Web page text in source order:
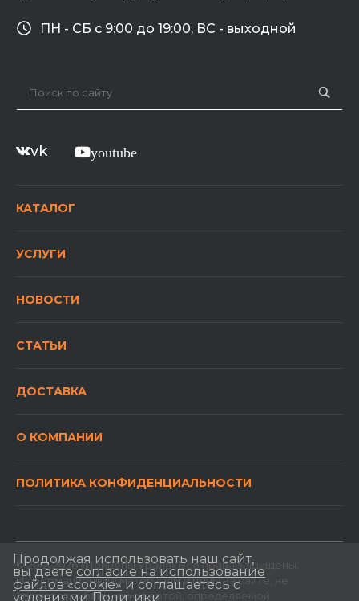
ПН - СБ с 9:00 до 19:00, ВС - выходной
vk youtube
КАТАЛОГ
УСЛУГИ
НОВОСТИ
СТАТЬИ
ДОСТАВКА
О КОМПАНИИ
ПОЛИТИКА КОНФИДЕНЦИАЛЬНОСТИ
© 2012-2026 «Прицепы Урала» Все права защищены.
Информационные материалы и цены на сайте, не
являются публичной офертой, определяемой
Продолжая использовать наш сайт,
вы даете согласие на использование
файлов «cookie» и соглашаетесь с
условиямиПолитики